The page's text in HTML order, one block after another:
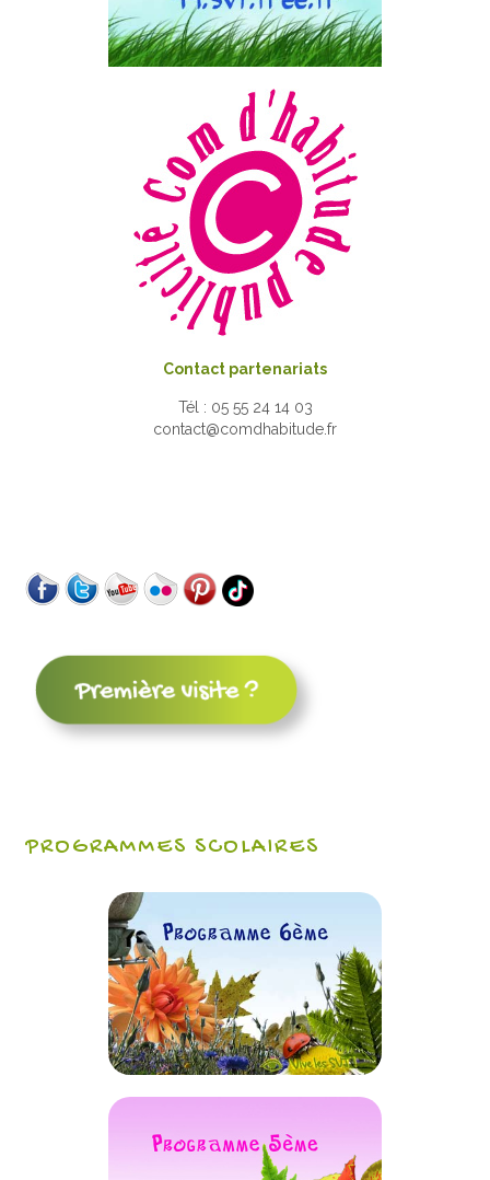
Contact partenariats
Tél : 05 55 24 14 03
contact@comdhabitude.fr
PROGRAMMES SCOLAIRES